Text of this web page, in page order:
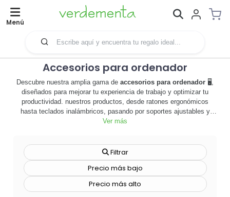
Menú
Accesorios para ordenador
Descubre nuestra amplia gama de accesorios para ordenador 🖥️,
diseñados para mejorar tu experiencia de trabajo y optimizar tu
productividad. nuestros productos, desde ratones ergonómicos
hasta teclados inalámbricos, pasando por soportes ajustables y
auriculares de alta calidad, son esenciales para cualquier
excelentes herramientas demerchandising
accesorios para ordenador no solo facilitan el trabajo diario, sino
que también refuerzan la identidad de tu marca, creando una
presencia constante en el entorno laboral de tus clientes o
empleados. además, nuestros productos son duraderos y de alta
Ver más
Filtrar
Precio más bajo
Precio más alto